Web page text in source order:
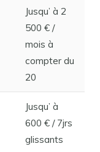
Jusqu’ à 2
500 € /
mois à
compter du
20
Jusqu’ à
600 € / 7jrs
glissants